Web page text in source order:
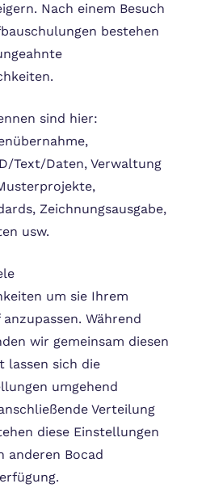
Nach einem Besuch
bestehen
sind hier:
Text/Daten, Verwaltung
Zeichnungsausgabe,
usw.
um sie Ihrem
Während
wir gemeinsam diesen
lassen sich die
umgehend
Verteilung
diese Einstellungen
anderen Bocad